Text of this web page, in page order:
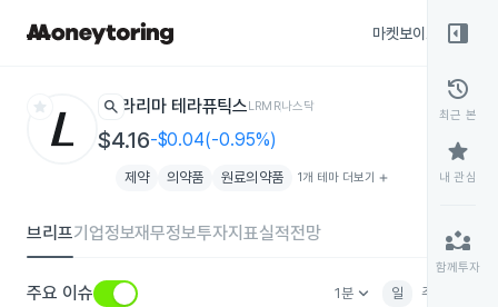
마켓보이스
star search 라리마 테라퓨틱스LRMR나스닥
$4.16-$0.04(-0.95%)
제약 의약품 원료의약품 1개 테마 더보기 add
브리프기업정보재무정보투자지표실적전망
주요 이슈 1분keyboard_arrow_down 일 주
right_panel_open
history
최근 본
star
내 관심
partner_exchange
함께투자